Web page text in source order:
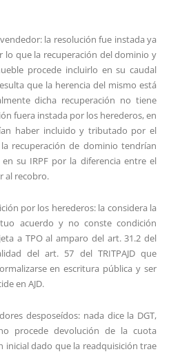
la resolución fue instada ya
lo que la recuperación del dominio y
procede incluirlo en su caudal
que la herencia del mismo está
dicha recuperación no tiene
fuera instada por los herederos, en
haber incluido y tributado por el
recuperación de dominio tendrían
su IRPF por la diferencia entre el
al recobro.
por los herederos: la considera la
acuerdo y no conste condición
a TPO al amparo del art. 31.2 del
del art. 57 del TRITPAJD que
en escritura pública y ser
en AJD.
desposeídos: nada dice la DGT,
procede devolución de la cuota
inicial dado que la readquisición trae